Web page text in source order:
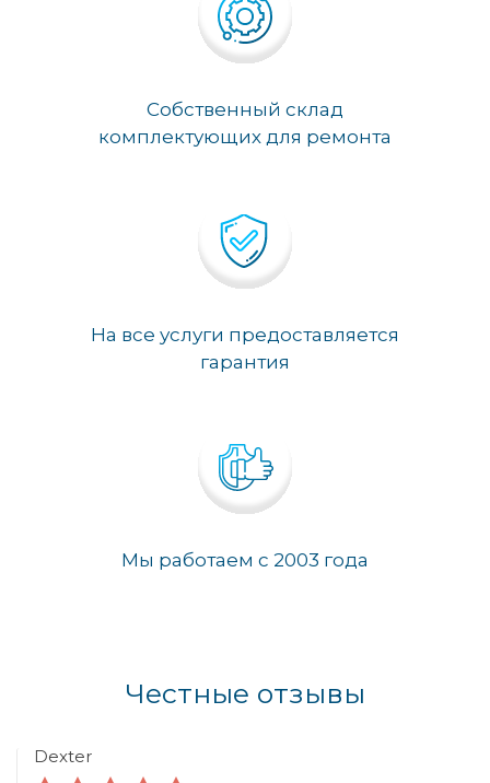
Собственный склад
комплектующих для ремонта
На все услуги предоставляется
гарантия
Мы работаем с 2003 года
Честные отзывы
Dexter